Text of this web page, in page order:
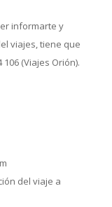
informarte y
viajes, tiene que
(Viajes Orión).
del viaje a